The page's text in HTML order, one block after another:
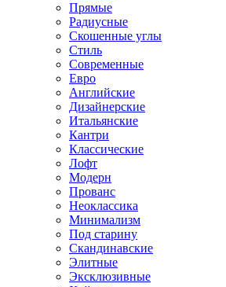
Прямые
Радиусные
Скошенные углы
Стиль
Современные
Евро
Английские
Дизайнерские
Итальянские
Кантри
Классические
Лофт
Модерн
Прованс
Неоклассика
Минимализм
Под старину
Скандинавские
Элитные
Эксклюзивные